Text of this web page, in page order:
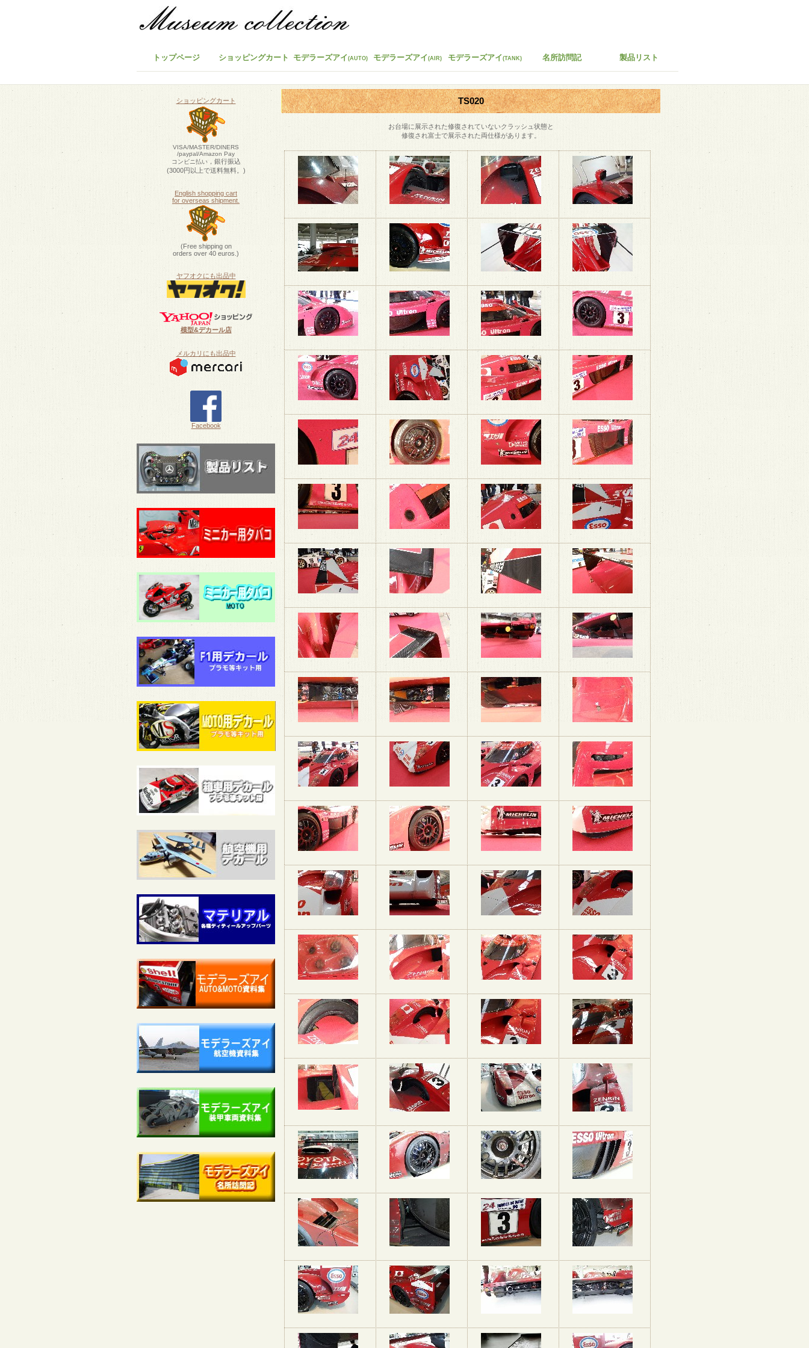
TS020
お台場に展示された修復されていないクラッシュ状態と
修復され富士で展示された両仕様があります。
トップページ ショッピングカート モデラーズアイ(AUTO) モデラーズアイ(AIR) モデラーズアイ(TANK) 名所訪問記 製品リスト
ショッピングカート
VISA/MASTER/DINERS
/paypal/Amazon Pay
コンビニ払い，銀行振込
(3000円以上で送料無料。)
English shopping cart
for overseas shipment.
(Free shipping on
orders over 40 euros.)
ヤフオクにも出品中
模型&デカール店
メルカリにも出品中
Facebook